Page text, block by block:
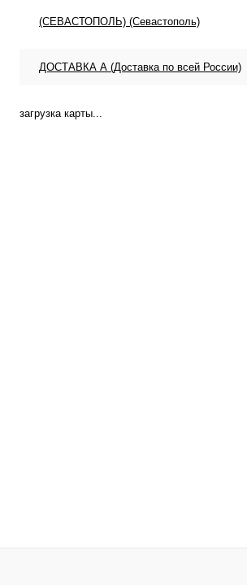
(СЕВАСТОПОЛЬ) (Севастополь)
ДОСТАВКА А (Доставка по всей России)
загрузка карты...